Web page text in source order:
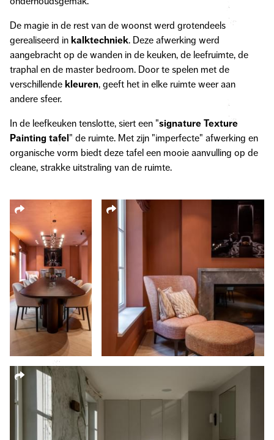
De magie in de rest van de woonst werd grotendeels
gerealiseerd in kalktechniek. Deze afwerking werd
aangebracht op de wanden in de keuken, de leefruimte, de
traphal en de master bedroom. Door te spelen met de
verschillende kleuren, geeft het in elke ruimte weer aan
andere sfeer.
In de leefkeuken tenslotte, siert een "signature Texture
Painting tafel" de ruimte. Met zijn "imperfecte" afwerking en
organische vorm biedt deze tafel een mooie aanvulling op de
cleane, strakke uitstraling van de ruimte.